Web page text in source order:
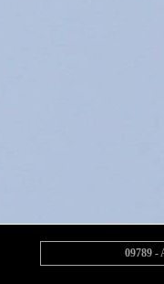
09789 -